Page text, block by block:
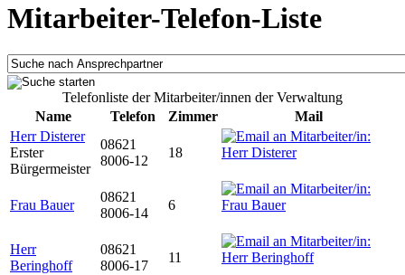
Mitarbeiter-Telefon-Liste
Telefonliste der Mitarbeiter/innen der Verwaltung
Name
Telefon Zimmer
Mail
Herr Disterer
Erster
Bürgermeister
08621
8006-12
18
Frau Bauer
08621
8006-14
6
Herr
Beringhoff
08621
8006-17
11